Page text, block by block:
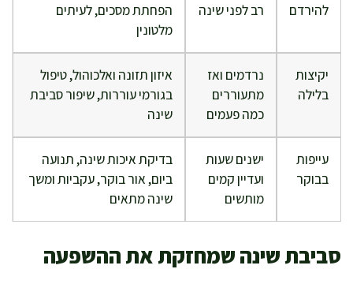
להירדם
רב לפני שינה
הפחתת מסכים, לעיתים
מלטונין
יקיצות
בלילה
נרדמים ואז
מתעוררים
כמה פעמים
איזון תזונה ואלכוהול, טיפול
בגורמי עוררות, שיפור סביבת
שינה
עייפות
בבוקר
ישנים שעות
ועדיין קמים
מותשים
בדיקת איכות שינה, תנועה
ביום, אור בוקר, עקביות ומשך
שינה מתאים
סביבת שינה שמחזקת את ההשפעה